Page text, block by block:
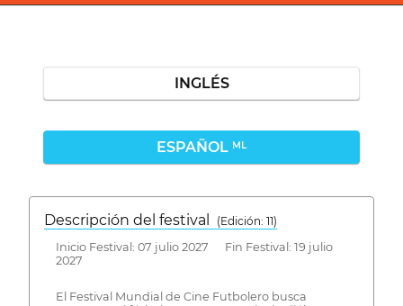
INGLÉS
ESPAÑOL ML
Descripción del festival
( Edición: 11)
Inicio Festival: 07 julio 2027 Fin Festival: 19 julio
2027
El Festival Mundial de Cine Futbolero busca